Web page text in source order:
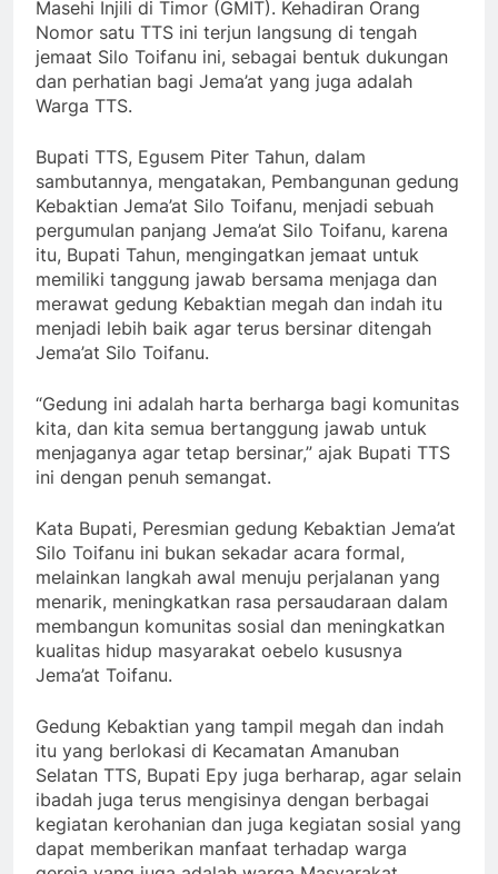
Masehi Injili di Timor (GMIT). Kehadiran Orang
Nomor satu TTS ini terjun langsung di tengah
jemaat Silo Toifanu ini, sebagai bentuk dukungan
dan perhatian bagi Jema’at yang juga adalah
Warga TTS.
Bupati TTS, Egusem Piter Tahun, dalam
sambutannya, mengatakan, Pembangunan gedung
Kebaktian Jema’at Silo Toifanu, menjadi sebuah
pergumulan panjang Jema’at Silo Toifanu, karena
itu, Bupati Tahun, mengingatkan jemaat untuk
memiliki tanggung jawab bersama menjaga dan
merawat gedung Kebaktian megah dan indah itu
menjadi lebih baik agar terus bersinar ditengah
Jema’at Silo Toifanu.
“Gedung ini adalah harta berharga bagi komunitas
kita, dan kita semua bertanggung jawab untuk
menjaganya agar tetap bersinar,” ajak Bupati TTS
ini dengan penuh semangat.
Kata Bupati, Peresmian gedung Kebaktian Jema’at
Silo Toifanu ini bukan sekadar acara formal,
melainkan langkah awal menuju perjalanan yang
menarik, meningkatkan rasa persaudaraan dalam
membangun komunitas sosial dan meningkatkan
kualitas hidup masyarakat oebelo kususnya
Jema’at Toifanu.
Gedung Kebaktian yang tampil megah dan indah
itu yang berlokasi di Kecamatan Amanuban
Selatan TTS, Bupati Epy juga berharap, agar selain
ibadah juga terus mengisinya dengan berbagai
kegiatan kerohanian dan juga kegiatan sosial yang
dapat memberikan manfaat terhadap warga